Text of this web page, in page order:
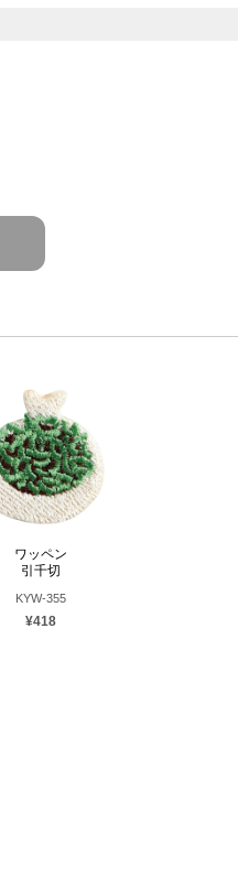
ワッペン
引千切
KYW-355
¥418